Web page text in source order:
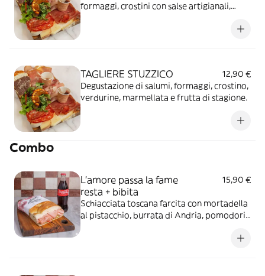
formaggi, crostini con salse artigianali,
TAGLIERE STUZZICO
12,90 €
Degustazione di salumi, formaggi, crostino,
verdurine, marmellata e frutta di stagione.
Combo
L'amore passa la fame
resta + bibita
15,90 €
Schiacciata toscana farcita con mortadella
al pistacchio, burrata di Andria, pomodori